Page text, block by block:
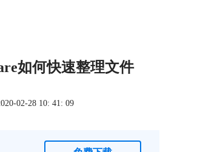
如何快速整理文件
02-28 10: 41: 09